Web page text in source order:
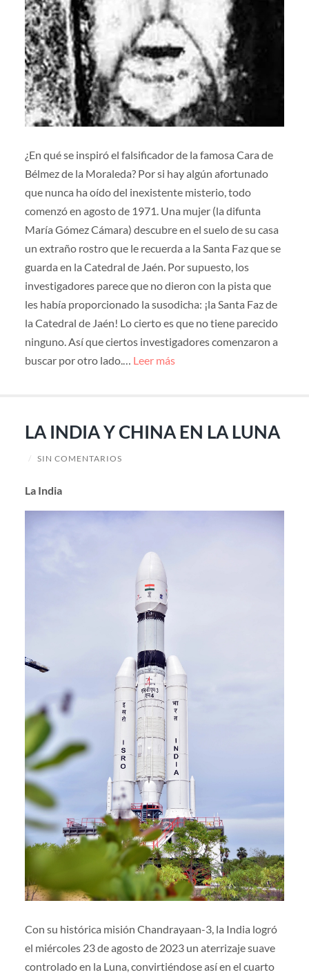
¿En qué se inspiró el falsificador de la famosa Cara de
Bélmez de la Moraleda? Por si hay algún afortunado
que nunca ha oído del inexistente misterio, todo
comenzó en agosto de 1971. Una mujer (la difunta
María Gómez Cámara) descubre en el suelo de su casa
un extraño rostro que le recuerda a la Santa Faz que se
guarda en la Catedral de Jaén. Por supuesto, los
investigadores parece que no dieron con la pista que
les había proporcionado la susodicha: ¡la Santa Faz de
la Catedral de Jaén! Lo cierto es que no tiene parecido
ninguno. Así que ciertos investigadores comenzaron a
buscar por otro lado.… Leer más
LA INDIA Y CHINA EN LA LUNA
/ SIN COMENTARIOS
La India
Con su histórica misión Chandrayaan-3, la India logró
el miércoles 23 de agosto de 2023 un aterrizaje suave
controlado en la Luna, convirtiéndose así en el cuarto